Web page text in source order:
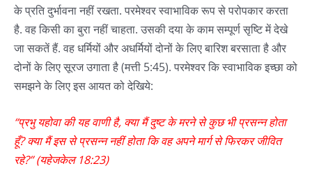
के प्रति दुर्भावना नहीं रखता. परमेश्वर स्वाभाविक रूप से परोपकार करता
है. वह किसी का बुरा नहीं चाहता. उसकी दया के काम सम्पूर्ण सृष्टि में देखे
जा सकतें हैं. वह धर्मियों और अधर्मियों दोनों के लिए बारिश बरसाता है और
दोनों के लिए सूरज उगाता है (मत्ती 5:45). परमेश्वर कि स्वाभाविक इच्छा को
समझने के लिए इस आयत को देखिये:
“प्रभु यहोवा की यह वाणी है, क्या मैं दुष्ट के मरने से कुछ भी प्रसन्न होता
हूँ?क्या मैं इस से प्रसन्न नहीं होता कि वह अपने मार्ग से फिरकर जीवित
रहे?” (यहेजकेल 18:23)